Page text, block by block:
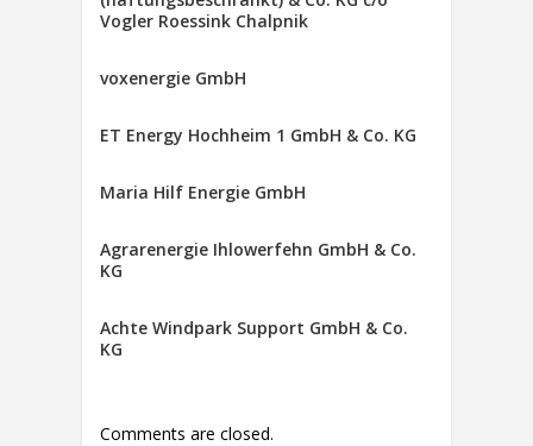
Vogler Roessink Chalpnik
voxenergie GmbH
ET Energy Hochheim 1 GmbH & Co. KG
Maria Hilf Energie GmbH
Agrarenergie Ihlowerfehn GmbH & Co.
KG
Achte Windpark Support GmbH & Co.
KG
Comments are closed.